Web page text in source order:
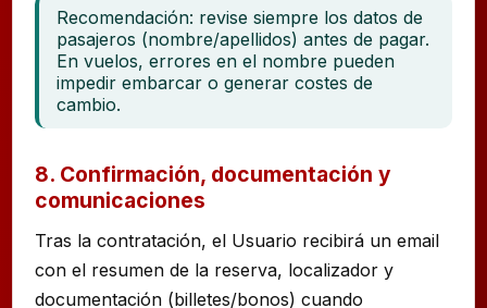
Recomendación: revise siempre los datos de
pasajeros (nombre/apellidos) antes de pagar.
En vuelos, errores en el nombre pueden
impedir embarcar o generar costes de
cambio.
8. Confirmación, documentación y
comunicaciones
Tras la contratación, el Usuario recibirá un email
con el resumen de la reserva, localizador y
documentación (billetes/bonos) cuando